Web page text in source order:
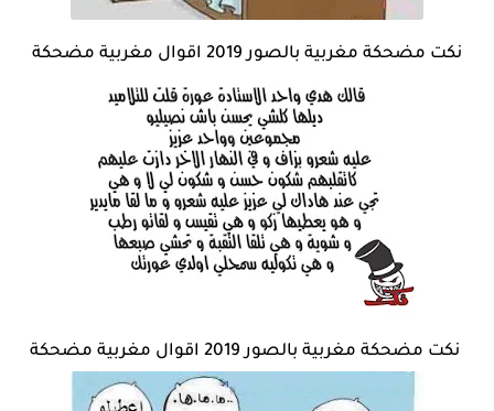
نكت مضحكة مغربية بالصور 2019 اقوال مغربية مضحكة
نكت مضحكة مغربية بالصور 2019 اقوال مغربية مضحكة